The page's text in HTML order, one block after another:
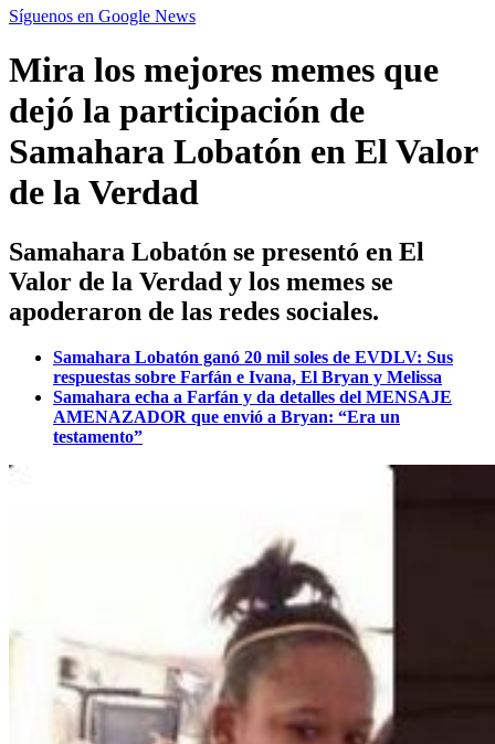
Síguenos en Google News
Mira los mejores memes que
dejó la participación de
Samahara Lobatón en El Valor
de la Verdad
Samahara Lobatón se presentó en El
Valor de la Verdad y los memes se
apoderaron de las redes sociales.
Samahara Lobatón ganó 20 mil soles de EVDLV: Sus
respuestas sobre Farfán e Ivana, El Bryan y Melissa
Samahara echa a Farfán y da detalles del MENSAJE
AMENAZADOR que envió a Bryan: “Era un
testamento”